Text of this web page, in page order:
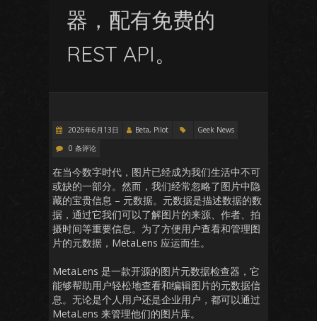
器，配有免费的
REST API。
2026年6月13日 Beta, Pilot
Geek News
0 条评论
在当今数字时代，图片已经成为我们生活中不可
或缺的一部分。然而，我们经常忽略了图片中隐
藏的宝贵信息 – 元数据。元数据是描述数据的数
据，通过它我们可以了解图片的来源、作者、拍
摄时间等重要信息。为了方便用户查看和管理图
片的元数据，MetaLens 应运而生。
MetaLens 是一款开源的图片元数据检查器，它
能够帮助用户轻松地查看和编辑图片的元数据信
息。无论是个人用户还是企业用户，都可以通过
MetaLens 来管理他们的图片库。